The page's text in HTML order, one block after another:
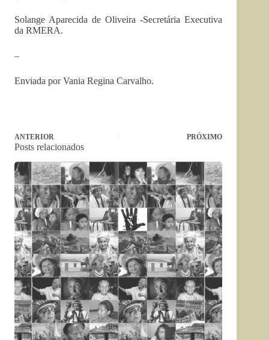
Solange Aparecida de Oliveira -Secretária Executiva
da RMERA.
–
Enviada por Vania Regina Carvalho.
ANTERIOR PRÓXIMO
Posts relacionados